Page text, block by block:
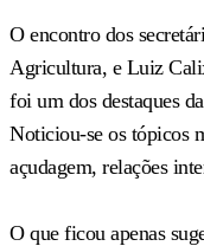
O encontro dos
Agricultura, e Luiz
foi um dos destaques
Noticiou-se os tópicos
açudagem, relações
O que ficou apenas